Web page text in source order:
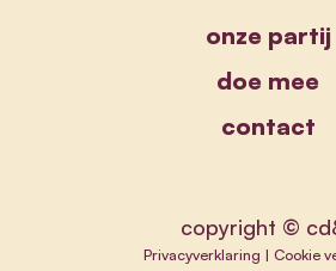
onze partij
doe mee
contact
copyright ©
Privacyverklaring | Cookie